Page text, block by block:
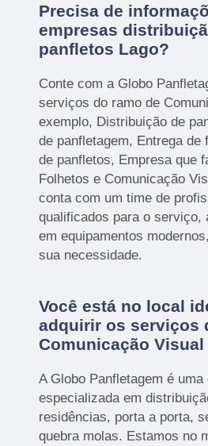
Precisa de
empresas
panfletos Lago?
Conte com a Globo
serviços do ramo de
exemplo, Distribuição de
de panfletagem, Entrega de
de panfletos, Empresa que
Folhetos e Comunicação
conta com um time de
qualificados para o serviço,
em equipamentos
sua necessidade.
Você está no local
adquirir os serviços
Comunicação Visual
A Globo Panfletagem é uma
especializada em
residências, porta a porta,
quebra molas. Estamos no